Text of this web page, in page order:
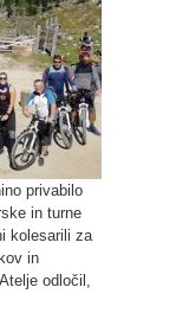
privabilo
in turne
kolesarili za
in
odločil,